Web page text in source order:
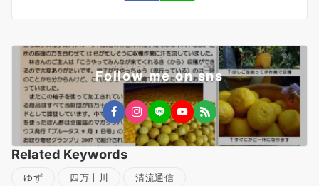
Follow me on sns
Related Keywords
ゆず 四万十川 清流通信